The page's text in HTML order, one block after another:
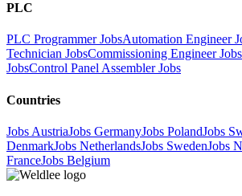
PLC
PLC Programmer JobsAutomation Engineer
Technician JobsCommissioning Engineer Jobs
JobsControl Panel Assembler Jobs
Countries
Jobs AustriaJobs GermanyJobs PolandJobs
DenmarkJobs NetherlandsJobs SwedenJobs
FranceJobs Belgium